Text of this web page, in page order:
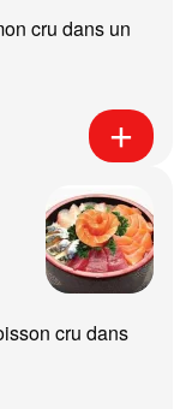
cru dans un
cru dans